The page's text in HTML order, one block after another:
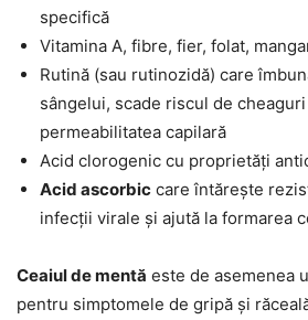
specifică
Vitamina A, fibre, fier, folat,
Rutină (sau rutinozidă) care
sângelui, scade riscul de
permeabilitatea capilară
Acid clorogenic cu proprietăți
Acid ascorbic care întărește
infecții virale și ajută la formarea
Ceaiul de mentă este de asemenea
pentru simptomele de gripă și